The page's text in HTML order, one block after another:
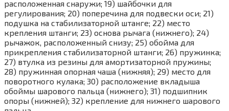
расположенная снаружи; 19) шайбочки для
регулирования; 20) поперечина для подвески оси; 21)
подушка на стабилизаторной штанге; 22) место
крепления штанги; 23) основа рычага (нижнего); 24)
рычажок, расположенный снизу; 25) обойма для
прикрепления стабилизаторной штанги; 26) пружинка;
27) втулка из резины для амортизаторной пружины;
28) пружинная опорная чаша (нижняя); 29) место для
поворотного кулака; 30) расположение вкладыша
обоймы шарового пальца (нижнего); 31) подшипник
опоры (нижней); 32) крепление для нижнего шарового